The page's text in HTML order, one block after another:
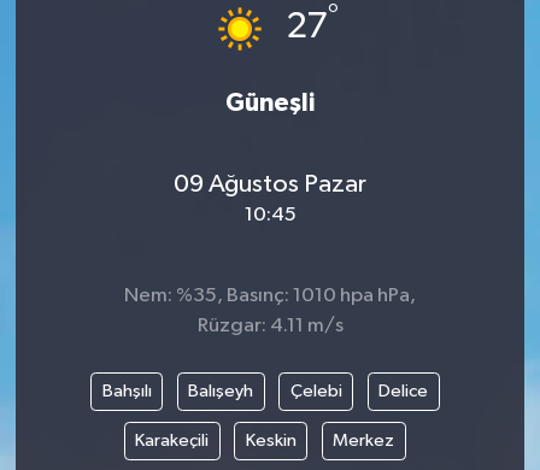
27°
Güneşli
09 Ağustos Pazar
10:45
Nem: %35, Basınç: 1010 hpa hPa,
Rüzgar: 4.11 m/s
Bahşılı Balışeyh Çelebi Delice
Karakeçili Keskin Merkez